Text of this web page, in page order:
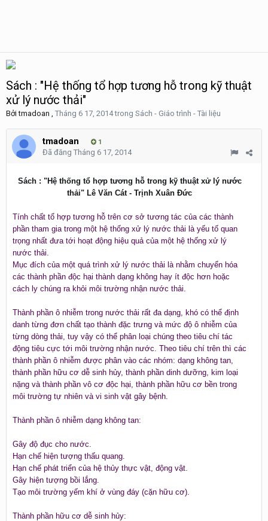
Sách : "Hệ thống tổ hợp tương hỗ trong kỹ thuật
xử lý nước thải"
Bởitmadoan , Tháng 6 17, 2014trong Sách - Giáo trình - Tài liệu
tmadoan 1
Đã đăng Tháng 6 17, 2014
Sách : "Hệ thống tổ hợp tương hỗ trong kỹ thuật xử lý nước
thải" Lê Văn Cát - Trịnh Xuân Đức
Tính chất tổ hợp tương hỗ trên cơ sở tương tác của các thành
phần tham gia trong một hệ thống xử lý nước thải là yếu tố quan
trọng nhất đưa tới hoạt động hiệu quả của một hệ thống xử lý
nước thải.
Mục đích của một quá trình xử lý nước thải là nhằm chuyển hóa
các thành phần độc hại thành dạng không hay ít độc hơn hoặc
cách ly chúng ra khỏi môi trường nhận nước thải.
Thành phần ô nhiễm trong nước thải rất đa dạng, khó có thể định
danh từng đơn chất tạo thành đặc trưng và mức độ ô nhiễm của
từng dòng thải, tuy vậy có thể phân loại chúng theo tiêu chí tác
động tiêu cực tới môi trường nhận nước. Theo tiêu chí trên thì các
thành phần ô nhiễm được phân vào các nhóm: dạng không tan,
thành phần hữu cơ dễ sinh hủy, thành phần dinh dưỡng, kim loại
nặng và thành phần vô cơ độc hại, thành phần hữu cơ bền trong
môi trường tự nhiên và vi sinh vật gây bệnh.
Thành phần ô nhiễm dạng không tan:
Gây độ đục cho nước.
Hạn chế hiện tượng thấu quang.
Hạn chế phát triển của hệ thủy thực vật, động vật.
Gây hiện tượng bồi lắng.
Tạo môi trường yếm khí ở vùng đáy (cặn hữu cơ).
Thành phần hữu cơ dễ sinh hủy: